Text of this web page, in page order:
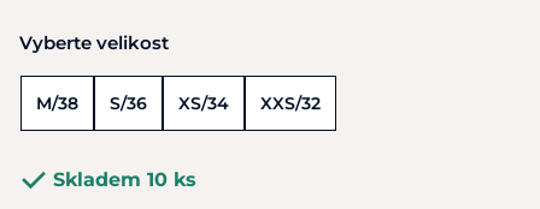
Vyberte velikost
M/38 S/36 XS/34 XXS/32
Skladem 10 ks